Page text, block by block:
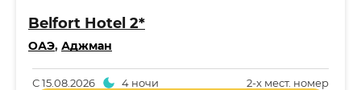
Belfort Hotel 2*
ОАЭ, Аджман
2-x мест. номер
С15.08.2026 4 ночи